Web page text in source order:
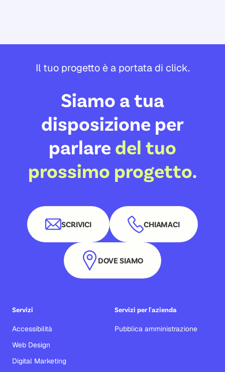
Il tuo progetto è a portata di click.
Siamo a tua
disposizione per
parlare del tuo
prossimo progetto.
SCRIVICI CHIAMACI
DOVE SIAMO
Servizi
Accessibilità
Web Design
Digital Marketing
Servizi per l'azienda
Pubblica amministrazione